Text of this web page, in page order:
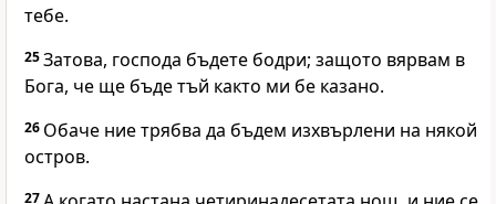
тебе.
25Затова, господа бъдете бодри; защото вярвам в
Бога, че ще бъде тъй както ми бе казано.
26 Обаче ние трябва да бъдем изхвърлени на някой
остров.
27